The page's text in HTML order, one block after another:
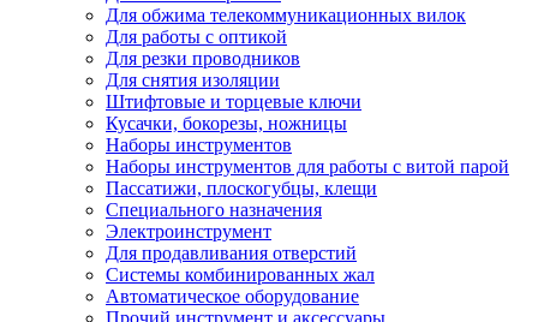
Для обжима телекоммуникационных вилок
Для работы с оптикой
Для резки проводников
Для снятия изоляции
Штифтовые и торцевые ключи
Кусачки, бокорезы, ножницы
Наборы инструментов
Наборы инструментов для работы с витой парой
Пассатижи, плоскогубцы, клещи
Специального назначения
Электроинструмент
Для продавливания отверстий
Системы комбинированных жал
Автоматическое оборудование
Прочий инструмент и аксессуары